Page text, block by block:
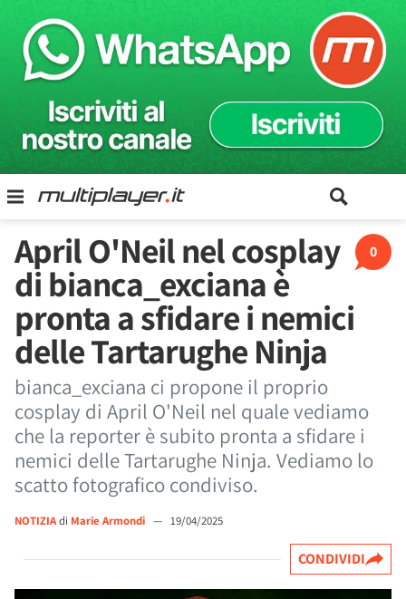
0
April O'Neil nel cosplay
di bianca_exciana è
pronta a sfidare i nemici
delle Tartarughe Ninja
bianca_exciana ci propone il proprio
cosplay di April O'Neil nel quale vediamo
che la reporter è subito pronta a sfidare i
nemici delle Tartarughe Ninja. Vediamo lo
scatto fotografico condiviso.
NOTIZIAdi Marie Armondi — 19/04/2025
CONDIVIDI